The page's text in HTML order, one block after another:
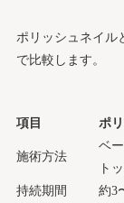
ポリッシュネイル
で比較します。
項目 ポ
施術方法
ベ
ト
持続期間
約3